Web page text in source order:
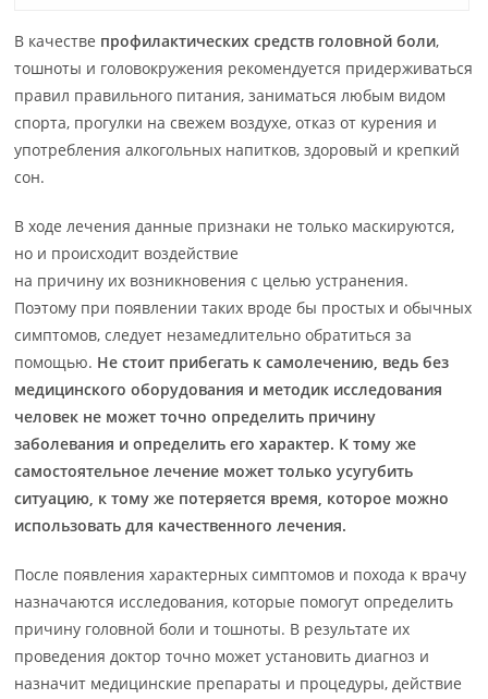
В качестве профилактических средств головной боли,
тошноты и головокружения рекомендуется придерживаться
правил правильного питания, заниматься любым видом
спорта, прогулки на свежем воздухе, отказ от курения и
употребления алкогольных напитков, здоровый и крепкий
сон.
В ходе лечения данные признаки не только маскируются,
но и происходит воздействие
на причину их возникновения с целью устранения.
Поэтому при появлении таких вроде бы простых и обычных
симптомов, следует незамедлительно обратиться за
помощью. Не стоит прибегать к самолечению, ведь без
медицинского оборудования и методик исследования
человек не может точно определить причину
заболевания и определить его характер. К тому же
самостоятельное лечение может только усугубить
ситуацию, к тому же потеряется время, которое можно
использовать для качественного лечения.
После появления характерных симптомов и похода к врачу
назначаются исследования, которые помогут определить
причину головной боли и тошноты. В результате их
проведения доктор точно может установить диагноз и
назначит медицинские препараты и процедуры, действие